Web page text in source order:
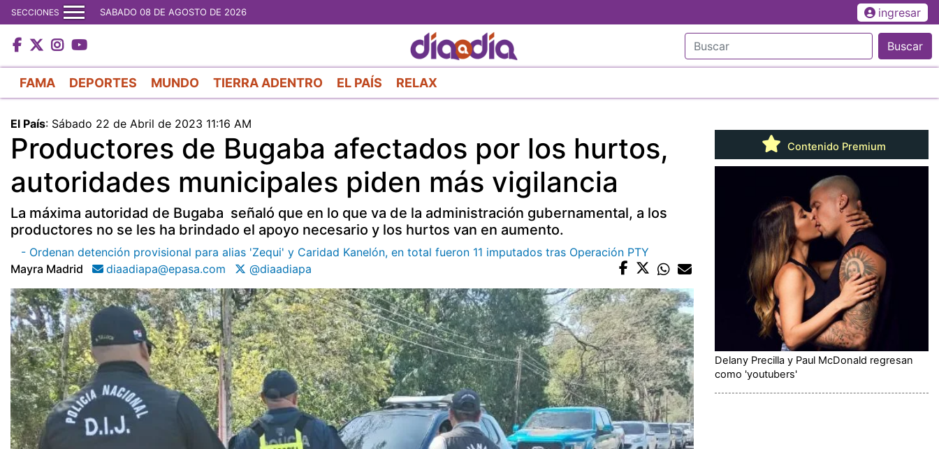
al
contenido
principal
SECCIONES SABADO 08 DE AGOSTO DE 2026 ingresar
Buscar
FAMA DEPORTES MUNDO TIERRA ADENTRO EL PAÍS RELAX
El País: Sábado 22 de Abril de 2023 11:16 AM
Productores de Bugaba afectados por los hurtos,
autoridades municipales piden más vigilancia
La máxima autoridad de Bugaba señaló que en lo que va de la administración gubernamental, a los
productores no se les ha brindado el apoyo necesario y los hurtos van en aumento.
- Ordenan detención provisional para alias 'Zequi' y Caridad Kanelón, en total fueron 11 imputados tras Operación PTY
Mayra Madrid
diaadiapa@epasa.com @diaadiapa
Contenido Premium
Delany Precilla y Paul McDonald regresan
como 'youtubers'